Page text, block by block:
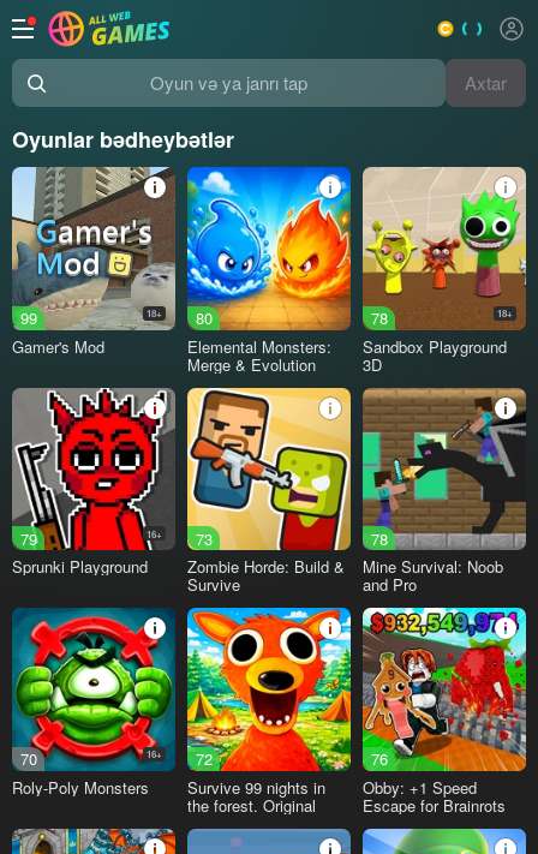
Oyun və ya janrı tap Axtar
Oyunlar bədheybətlər
99 18+
Gamer's Mod
80
Elemental Monsters:
Merge & Evolution
78 18+
Sandbox Playground
3D
79 16+
Sprunki Playground
73
Zombie Horde: Build &
Survive
78
Mine Survival: Noob
and Pro
70 16+
Roly-Poly Monsters
72
Survive 99 nights in
the forest. Original
76
Obby: +1 Speed
Escape for Brainrots